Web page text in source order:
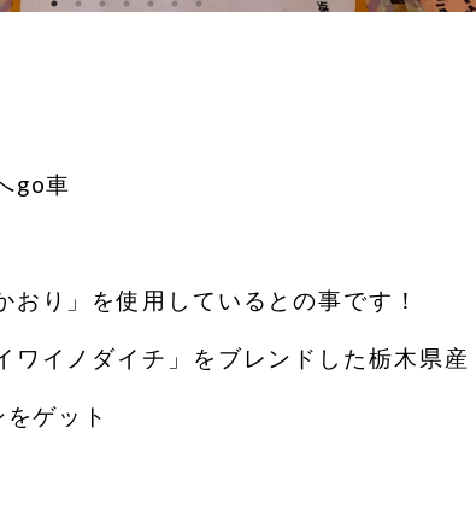
go車
おり」を使用しているとの事です！
ワイノダイチ」をブレンドした栃木県産
ゲット